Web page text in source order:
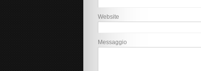
Website
Messaggio